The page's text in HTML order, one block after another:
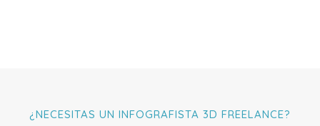
¿NECESITAS UN INFOGRAFISTA 3D FREELANCE?